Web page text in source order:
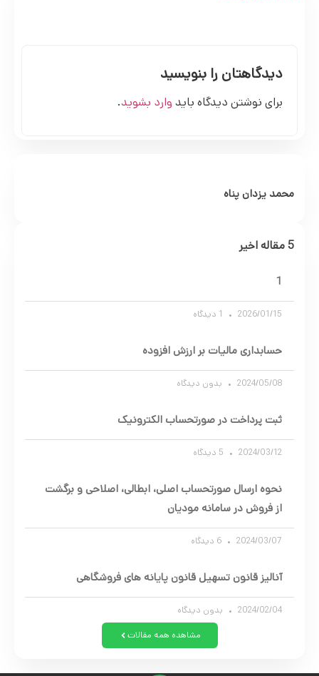
دیدگاهتان را بنویسید
برای نوشتن دیدگاه باید وارد بشوید.
محمد یزدان پناه
5 مقاله اخیر
1
2026/01/15
حسابداری مالیات بر ارزش افزوده
2024/05/08 بدون دیدگاه
ثبت پرداخت در صورتحساب الکترونیک
2024/03/12
نحوه ارسال صورتحساب اصلی، ابطالی، اصلاحی و برگشت
از فروش در سامانه مودیان
2024/03/07
آنالیز قانون تسهیل قانون پایانه های فروشگاهی
2024/02/04 بدون دیدگاه
مشاهده همه مقالات